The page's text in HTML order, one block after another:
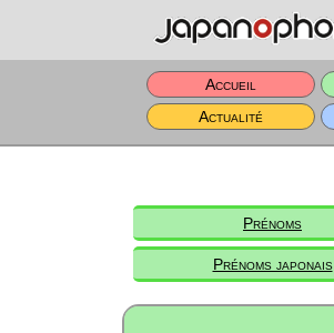
Accueil
Actualité
Prénoms
Prénoms japonais